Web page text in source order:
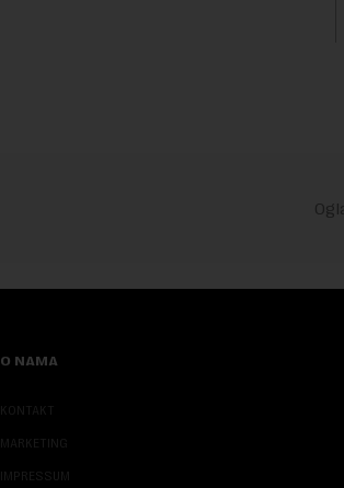
O NAMA
KONTAKT
MARKETING
IMPRESSUM